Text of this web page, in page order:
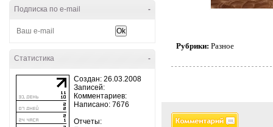
-
Подписка по e-mail
-
Статистика
Создан: 26.03.2008
Записей:
Комментариев:
Написано: 7676
Отчеты:
Рубрики: Разное